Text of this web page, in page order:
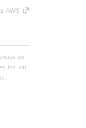
AWS
de
Inc. ou